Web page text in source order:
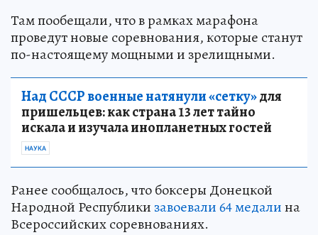
Там пообещали, что в рамках марафона
проведут новые соревнования, которые станут
по-настоящему мощными и зрелищными.
Над СССР военные натянули «сетку»для
пришельцев: как страна 13 лет тайно
искала и изучала инопланетных гостей
НАУКА
Ранее сообщалось, что боксеры Донецкой
Народной Республики завоевали 64 медалина
Всероссийских соревнованиях.